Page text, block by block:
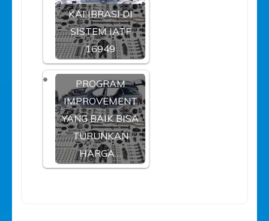
KALIBRASI DI
SISTEM IATF
16949
PROGRAM
IMPROVEMENT
YANG BAIK BISA
TURUNKAN
HARGA…